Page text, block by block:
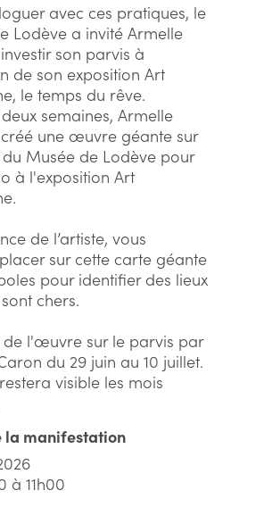
avec ces pratiques, le
Lodève a invité Armelle
son parvis à
de son exposition Art
le temps du rêve.
semaines, Armelle
une œuvre géante sur
Musée de Lodève pour
à l'exposition Art
de l’artiste, vous
sur cette carte géante
pour identifier des lieux
chers.
de l'œuvre sur le parvis par
du 29 juin au 10 juillet.
visible les mois
la manifestation
à 11h00